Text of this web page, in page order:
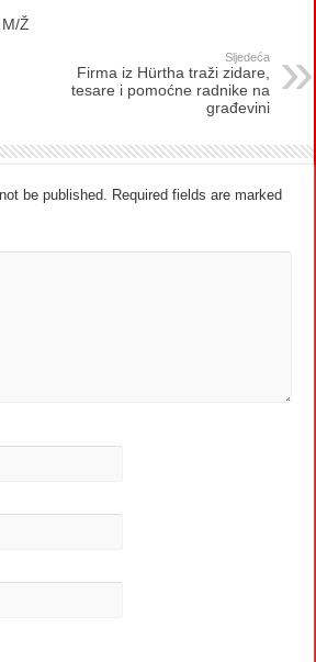
Ž
Sljedeća
Firma iz Hürtha traži zidare,
tesare i pomoćne radnike na
građevini
be published. Required fields are marked